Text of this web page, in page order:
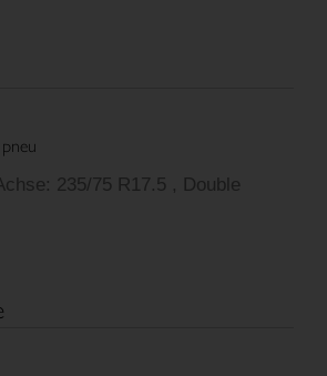
235/75 R17.5 , Double